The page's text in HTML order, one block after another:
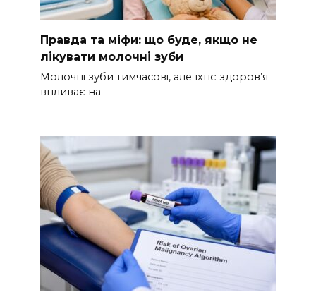
Правда та міфи: що буде, якщо не
лікувати молочні зуби
Молочні зуби тимчасові, але їхнє здоров’я
впливає на